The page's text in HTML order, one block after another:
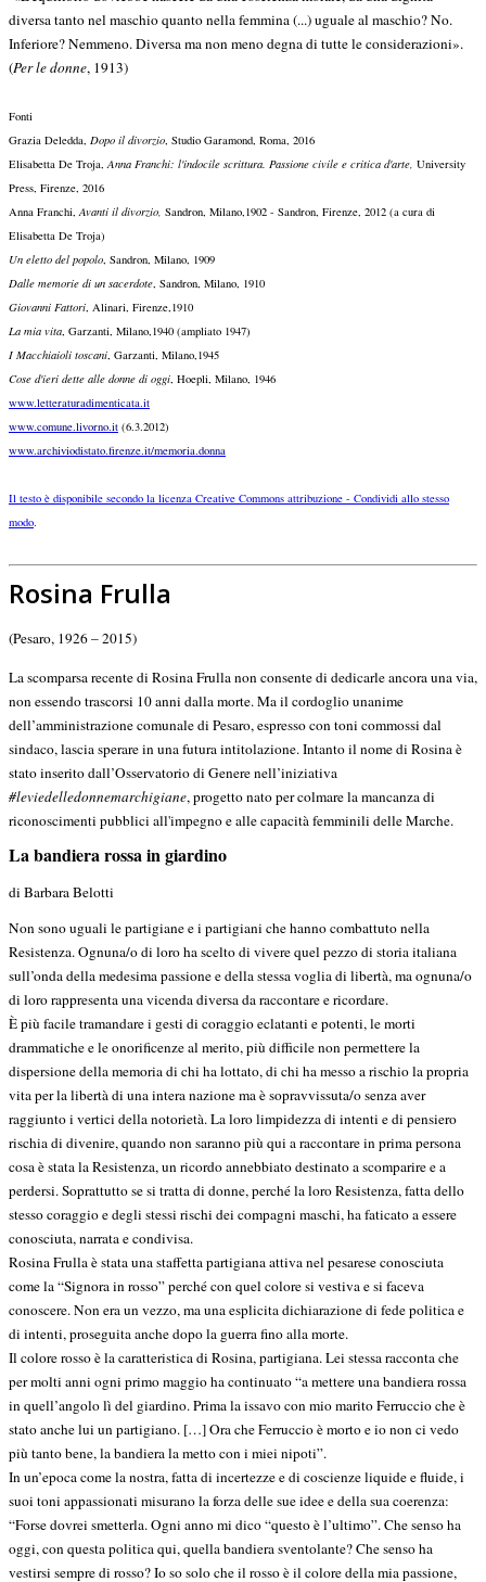
diversa tanto nel maschio quanto nella femmina (...) uguale al maschio? No.
Inferiore? Nemmeno. Diversa ma non meno degna di tutte le considerazioni».
(Per le donne, 1913)
Fonti
Grazia Deledda, Dopo il divorzio, Studio Garamond, Roma, 2016
Elisabetta De Troja,Anna Franchi: l'indocile scrittura. Passione civile e critica d'arte, University
Press, Firenze, 2016
Anna Franchi,Avanti il divorzio, Sandron, Milano,1902 - Sandron, Firenze, 2012 (a cura di
Elisabetta De Troja)
Un eletto del popolo, Sandron, Milano, 1909
Dalle memorie di un sacerdote, Sandron, Milano, 1910
Giovanni Fattori, Alinari, Firenze,1910
La mia vita, Garzanti, Milano,1940 (ampliato 1947)
I Macchiaioli toscani, Garzanti, Milano,1945
Cose d'ieri dette alle donne di oggi, Hoepli, Milano, 1946
www.letteraturadimenticata.it
www.comune.livorno.it (6.3.2012)
www.archiviodistato.firenze.it/memoria.donna
Il testo è disponibile secondo la licenza Creative Commons attribuzione - Condividi allo stesso
modo.
Rosina Frulla
(Pesaro, 1926 – 2015)
La scomparsa recente di Rosina Frulla non consente di dedicarle ancora una via,
non essendo trascorsi 10 anni dalla morte. Ma il cordoglio unanime
dell’amministrazione comunale di Pesaro, espresso con toni commossi dal
sindaco, lascia sperare in una futura intitolazione. Intanto il nome di Rosina è
stato inserito dall’Osservatorio di Genere nell’iniziativa
#leviedelledonnemarchigiane, progetto nato per colmare la mancanza di
riconoscimenti pubblici all'impegno e alle capacità femminili delle Marche.
La bandiera rossa in giardino
di Barbara Belotti
Non sono uguali le partigiane e i partigiani che hanno combattuto nella
Resistenza. Ognuna/o di loro ha scelto di vivere quel pezzo di storia italiana
sull’onda della medesima passione e della stessa voglia di libertà, ma ognuna/o
di loro rappresenta una vicenda diversa da raccontare e ricordare.
È più facile tramandare i gesti di coraggio eclatanti e potenti, le morti
drammatiche e le onorificenze al merito, più difficile non permettere la
dispersione della memoria di chi ha lottato, di chi ha messo a rischio la propria
vita per la libertà di una intera nazione ma è sopravvissuta/o senza aver
raggiunto i vertici della notorietà. La loro limpidezza di intenti e di pensiero
rischia di divenire, quando non saranno più qui a raccontare in prima persona
cosa è stata la Resistenza, un ricordo annebbiato destinato a scomparire e a
perdersi. Soprattutto se si tratta di donne, perché la loro Resistenza, fatta dello
stesso coraggio e degli stessi rischi dei compagni maschi, ha faticato a essere
conosciuta, narrata e condivisa.
Rosina Frulla è stata una staffetta partigiana attiva nel pesarese conosciuta
come la “Signora in rosso” perché con quel colore si vestiva e si faceva
conoscere. Non era un vezzo, ma una esplicita dichiarazione di fede politica e
di intenti, proseguita anche dopo la guerra fino alla morte.
Il colore rosso è la caratteristica di Rosina, partigiana. Lei stessa racconta che
per molti anni ogni primo maggio ha continuato “a mettere una bandiera rossa
in quell’angolo lì del giardino. Prima la issavo con mio marito Ferruccio che è
stato anche lui un partigiano. […] Ora che Ferruccio è morto e io non ci vedo
più tanto bene, la bandiera la metto con i miei nipoti”.
In un’epoca come la nostra, fatta di incertezze e di coscienze liquide e fluide, i
suoi toni appassionati misurano la forza delle sue idee e della sua coerenza:
“Forse dovrei smetterla. Ogni anno mi dico “questo è l’ultimo”. Che senso ha
oggi, con questa politica qui, quella bandiera sventolante? Che senso ha
vestirsi sempre di rosso? Io so solo che il rosso è il colore della mia passione,